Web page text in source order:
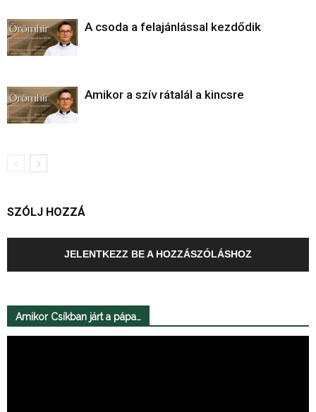
A csoda a felajánlással kezdődik
Amikor a szív rátalál a kincsre
SZÓLJ HOZZÁ
JELENTKEZZ BE A HOZZÁSZÓLÁSHOZ
Amikor Csíkban járt a pápa…